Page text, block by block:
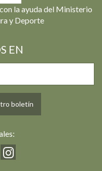
la ayuda del Ministerio
y Deporte
EN
boletín